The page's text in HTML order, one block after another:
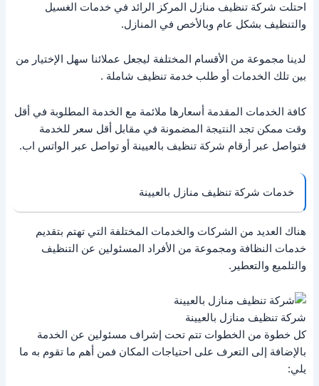
احتلت شركة تنظيف منازل المركز الرائد في خدمات الغسيل
والتنظيف بشكل عام وبالأخص في المنازل.
لدينا مجموعة من الأقسام المختلفة ليجعل عملائنا سهل الإختيار من
بين تلك الخدمات أو طلب خدمة تنظيف شاملة .
كافة الخدمات المقدمة أسعارها ملائمة مع الخدمة المطلوبة في أقل
وقت ممكن تجد النتيجة المضمونة في مقابل أقل سعر للخدمة
فتواصل عبر أرقام شركة تنظيف بالعيينة أو تواصل عبر الواتس اب.
خدمات شركة تنظيف منازل بالعيينة
هناك العديد من الشركات والخدمات المختلفة التي تهتم بتقديم
خدمات النظافة ومجموعة من الأفراد المسئولين عن التنظيف
والتلميع والتعطير.
شركة تنظيف منازل بالعيينة
كل خطوة من الخطوات تتم تحت إشراف مسئولين عن الخدمة
بالإضافة إلى التعرف على احتياجات المكان فمن أهم ما تقوم به ما
يلي: